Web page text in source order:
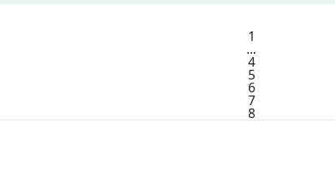
1
...
4
5
6
7
8